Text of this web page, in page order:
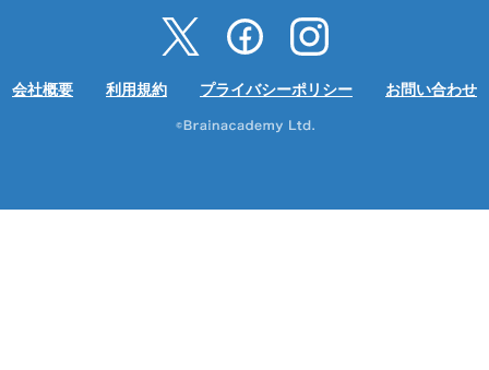
会社概要 利用規約 プライバシーポリシー お問い合わせ